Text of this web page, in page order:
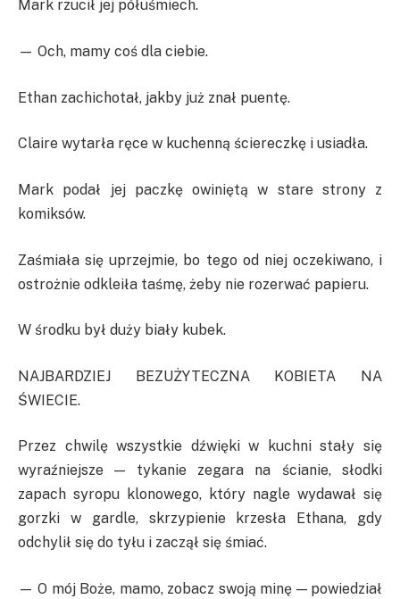
Mark rzucił jej półuśmiech.
— Och, mamy coś dla ciebie.
Ethan zachichotał, jakby już znał puentę.
Claire wytarła ręce w kuchenną ściereczkę i usiadła.
Mark podał jej paczkę owiniętą w stare strony z
komiksów.
Zaśmiała się uprzejmie, bo tego od niej oczekiwano, i
ostrożnie odkleiła taśmę, żeby nie rozerwać papieru.
W środku był duży biały kubek.
NAJBARDZIEJ BEZUŻYTECZNA KOBIETA NA
ŚWIECIE.
Przez chwilę wszystkie dźwięki w kuchni stały się
wyraźniejsze — tykanie zegara na ścianie, słodki
zapach syropu klonowego, który nagle wydawał się
gorzki w gardle, skrzypienie krzesła Ethana, gdy
odchylił się do tyłu i zaczął się śmiać.
— O mój Boże, mamo, zobacz swoją minę — powiedział